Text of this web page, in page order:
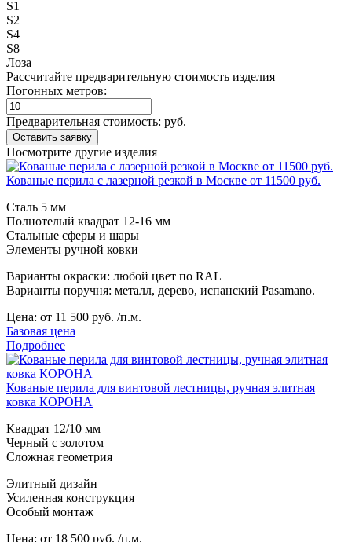
S1
S2
S4
S8
Лоза
Рассчитайте предварительную стоимость изделия
Погонных метров:
Предварительная стоимость: руб.
Посмотрите другие изделия
Кованые перила с лазерной резкой в Москве от 11500 руб.
Сталь 5 мм
Полнотелый квадрат 12-16 мм
Стальные сферы и шары
Элементы ручной ковки
Варианты окраски: любой цвет по RAL
Варианты поручня: металл, дерево, испанский Pasamano.
Цена: от 11 500 руб. /п.м.
Базовая цена
Подробнее
Кованые перила для винтовой лестницы, ручная элитная
ковка КОРОНА
Квадрат 12/10 мм
Черный с золотом
Сложная геометрия
Элитный дизайн
Усиленная конструкция
Особый монтаж
Цена: от 18 500 руб. /п.м.